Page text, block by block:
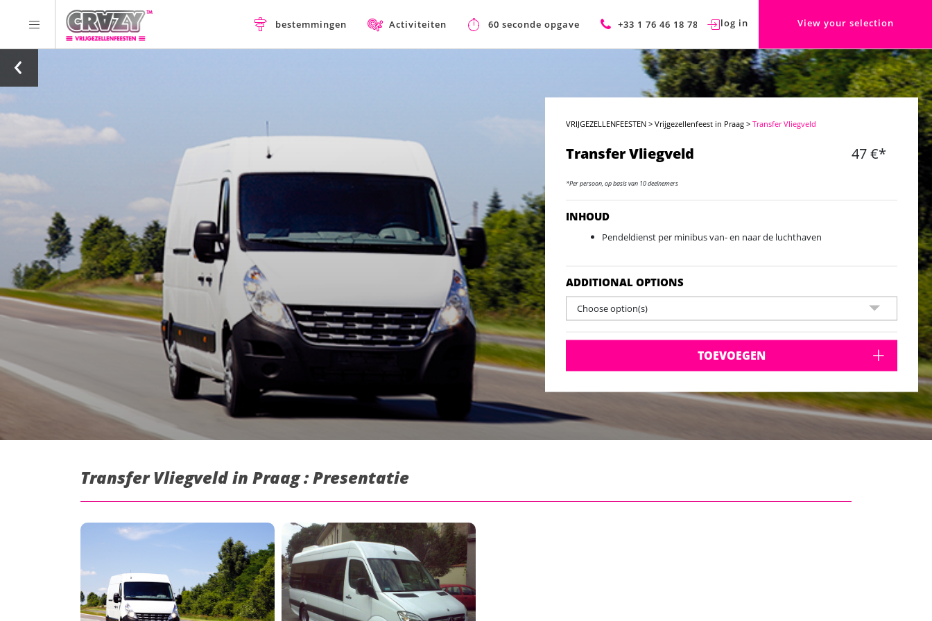
bestemmingen Activiteiten 60 seconde opgave +33 1 76 46 18 78 log in View your selection
VRIJGEZELLENFEESTEN >Vrijgezellenfeest in Praag >Transfer Vliegveld
Transfer Vliegveld 47 €*
*Per persoon, op basis van 10 deelnemers
INHOUD
Pendeldienst per minibus van- en naar de luchthaven
ADDITIONAL OPTIONS
Choose option(s)
TOEVOEGEN
Transfer Vliegveld in Praag : Presentatie